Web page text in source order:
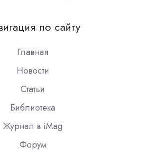
Slack
по сайту
Главная
Новости
Статьи
Библиотека
Журнал в iMag
Форум